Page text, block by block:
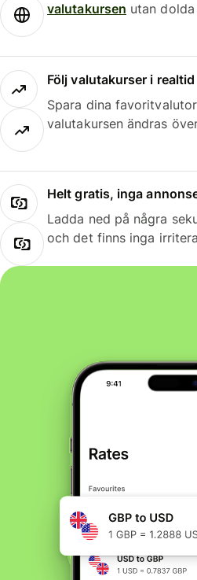
valutakursen utan
Följ valutakurser i realtid
Spara dina
valutakursen ändras
Helt gratis, inga
Ladda ned på några
och det finns inga